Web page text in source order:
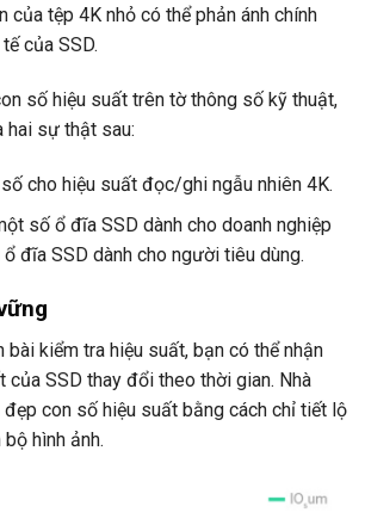
của tệp 4K nhỏ có thể phản ánh chính
của SSD.
số hiệu suất trên tờ thông số kỹ thuật,
hai sự thật sau:
cho hiệu suất đọc/ghi ngẫu nhiên 4K.
số ổ đĩa SSD dành cho doanh nghiệp
đĩa SSD dành cho người tiêu dùng.
bài kiểm tra hiệu suất, bạn có thể nhận
của SSD thay đổi theo thời gian. Nhà
con số hiệu suất bằng cách chỉ tiết lộ
hình ảnh.